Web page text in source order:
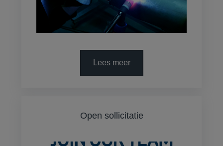
Lees meer
Open sollicitatie